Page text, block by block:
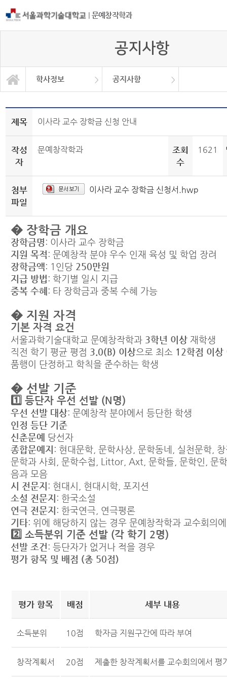
| 문예창작학과
공지사항
학사정보 공지사항
학과소개
교과과정
학사정보
대학원
서식 및 자료
등단 및 수상현황
학사일정
공지사항
공모전 및 취업 홍보
Q＆A
제목 이사라 교수 장학금 신청 안내
작성
자
문예창작학과
조회
수
1621
첨부
파일
이사라 교수 장학금 신청서.hwp
� 장학금 개요
장학금명: 이사라 교수 장학금
지원 목적: 문예창작 분야 우수 인재 육성 및 학업 장려
장학금액: 1인당 250만원
지급 방법: 학기별 일시 지급
중복 수혜 : 타 장학금과 중복 수혜 가능
� 지원 자격
기본 자격 요건
서울과학기술대학교 문예창작학과 3학년 이상 재학생
직전 학기 평균 평점 3.0(B) 이상으로 최소 12학점 이상
품행이 단정하고 학칙을 준수하는 학생
� 선발 기준
1️⃣ 등단자 우선 선발 (N명)
우선 선발 대상: 문예창작 분야에서 등단한 학생
인정 등단 기준
신춘문예
당선자
종합문예지 : 현대문학, 문학사상, 문학동네, 실천문학,
문학과 사회, 문학수첩, Littor, Axt, 문학들, 문학인, 문
음과 모음
시 전문지 : 현대시, 현대시학, 포지션
소설 전문지 : 한국소설
연극 전문지 : 한국연극, 연극평론
기타: 위에 해당하지 않는 경우 문예창작학과 교수회의
2️⃣ 소득분위 기준 선발 (각 학기 2명)
선발 조건: 등단자가 없거나 적을 경우
평가 항목 및 배점 (총 50점)
평가 항목 배점 세부 내용
소득분위 10점 학자금 지원구간에 따라 부여
창작계획서 20점 제출한 창작계획서를 교수회의에서 평